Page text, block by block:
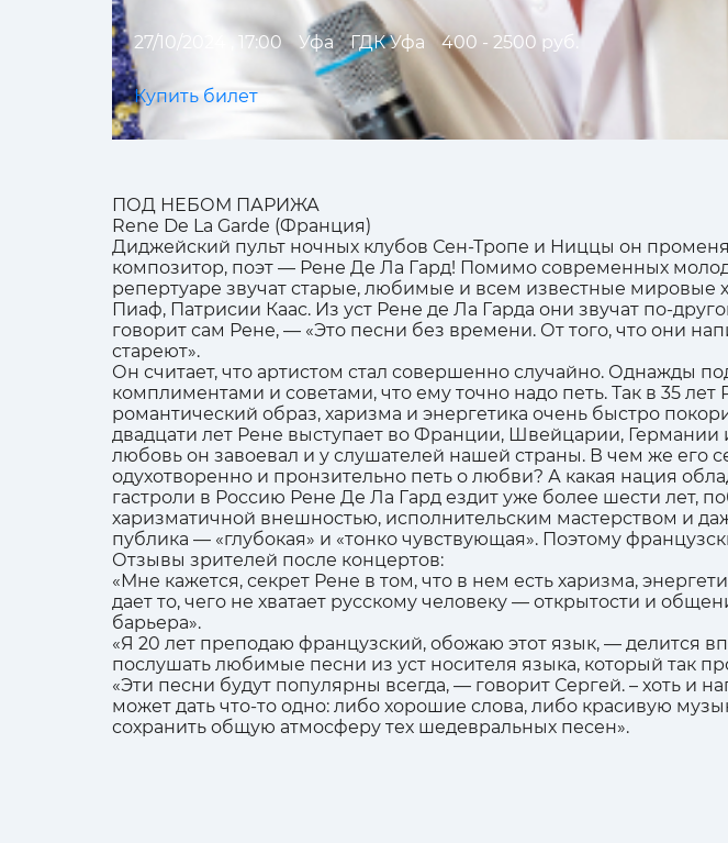
27/10/2024 , 17:00 Уфа ГДК Уфа 400 - 2500 руб.
Купить билет
ПОД НЕБОМ ПАРИЖА
Rene De La Garde (Франция)
Диджейский пульт ночных клубов Сен-Тропе и Ниццы он
композитор, поэт — Рене Де Ла Гард! Помимо современных
репертуаре звучат старые, любимые и всем известные
Пиаф, Патрисии Каас. Из уст Рене де Ла Гарда они звучат по-
говорит сам Рене, — «Это песни без времени. От того, что они
стареют».
Он считает, что артистом стал совершенно случайно. Однажды
комплиментами и советами, что ему точно надо петь. Так в 35
романтический образ, харизма и энергетика очень быстро
двадцати лет Рене выступает во Франции, Швейцарии,
любовь он завоевал и у слушателей нашей страны. В чем же его
одухотворенно и пронзительно петь о любви? А какая нация
гастроли в Россию Рене Де Ла Гард ездит уже более шести лет,
харизматичной внешностью, исполнительским мастерством и
публика — «глубокая» и «тонко чувствующая». Поэтому
Отзывы зрителей после концертов:
«Мне кажется, секрет Рене в том, что в нем есть харизма,
дает то, чего не хватает русскому человеку — открытости и
барьера».
«Я 20 лет преподаю французский, обожаю этот язык, — делится
послушать любимые песни из уст носителя языка, который так
«Эти песни будут популярны всегда, — говорит Сергей. – хоть и
может дать что-то одно: либо хорошие слова, либо красивую
сохранить общую атмосферу тех шедевральных песен».